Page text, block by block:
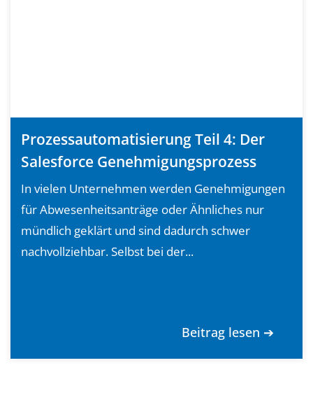
Prozessautomatisierung Teil 4: Der
Salesforce Genehmigungsprozess
In vielen Unternehmen werden Genehmigungen
für Abwesenheitsanträge oder Ähnliches nur
mündlich geklärt und sind dadurch schwer
nachvollziehbar. Selbst bei der...
Beitrag lesen ➔